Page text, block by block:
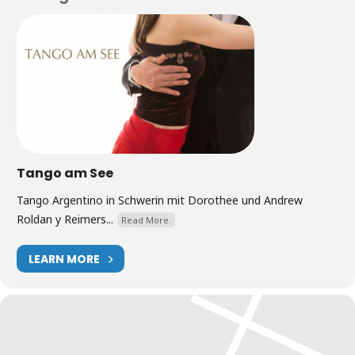
Tango am See
Tango Argentino in Schwerin mit Dorothee und Andrew
Roldan y Reimers...
Read More.
LEARN MORE